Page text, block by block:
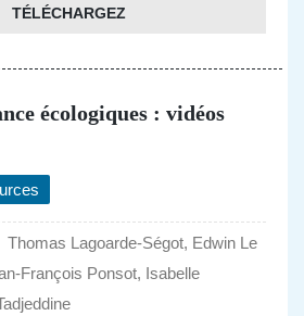
TÉLÉCHARGEZ
écologiques : vidéos
Thomas Lagoarde-Ségot, Edwin Le
François Ponsot, Isabelle